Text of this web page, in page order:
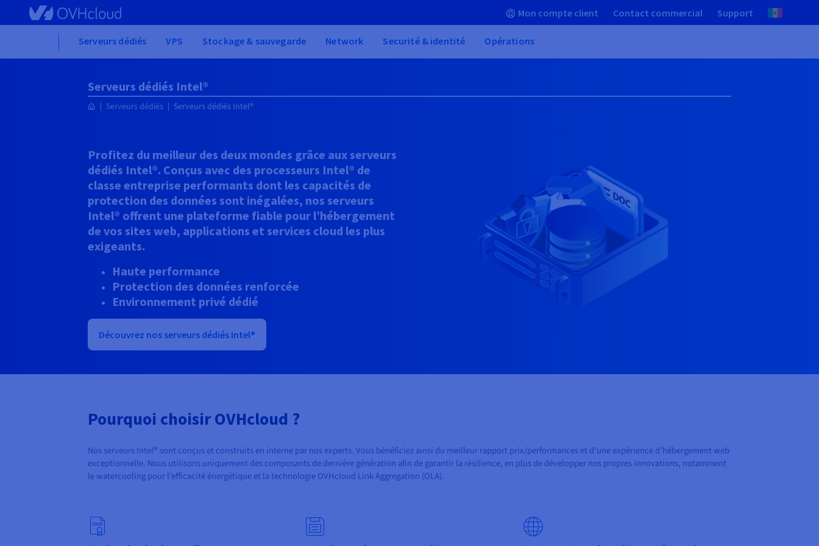
to
Mon compte client Contact commercial Support
Serveurs dédiés VPS Stockage & sauvegarde Network Securité & identité Opérations
Serveurs dédiés Intel®
Serveurs dédiés Serveurs dédiés Intel®
Profitez du meilleur des deux mondes grâce aux serveurs
dédiés Intel®. Conçus avec des processeurs Intel® de
classe entreprise performants dont les capacités de
protection des données sont inégalées, nos serveurs
Intel® offrent une plateforme fiable pour l’hébergement
de vos sites web, applications et services cloud les plus
exigeants.
Haute performance
Protection des données renforcée
Environnement privé dédié
Découvrez nos serveurs dédiés Intel®
Pourquoi choisir OVHcloud ?
Nos serveurs Intel® sont conçus et construits en interne par nos experts. Vous bénéficiez ainsi du meilleur rapport prix/performances et d’une expérience d’hébergement web
exceptionnelle. Nous utilisons uniquement des composants de dernière génération afin de garantir la résilience, en plus de développer nos propres innovations, notamment
le watercooling pour l’efficacité énergétique et la technologie OVHcloud Link Aggregation (OLA).